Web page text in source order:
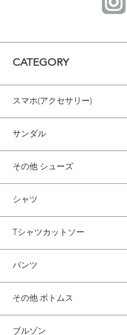
CATEGORY
スマホ(アクセサリー)
サンダル
その他 シューズ
シャツ
Tシャツカットソー
パンツ
その他 ボトムス
ブルゾン